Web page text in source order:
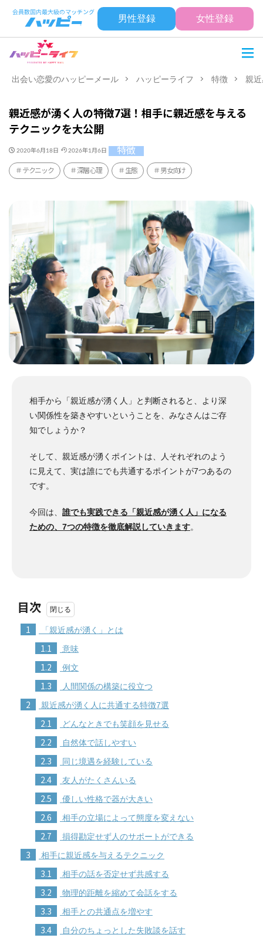
男性登録 女性登録
出会い恋愛のハッピーメール ハッピーライフ 特徴 親
親近感が湧く人の特徴7選！相手に親近感を与える
テクニックを大公開
2020年6月18日 2026年1月6日 特徴
テクニック 深層心理 生態 男女向け
相手から「親近感が湧く人」と判断されると、より深
い関係性を築きやすいということを、みなさんはご存
知でしょうか？
そして、親近感が湧くポイントは、人それぞれのよう
に見えて、実は誰にでも共通するポイントが7つあるの
です。
今回は、 誰でも実践できる「親近感が湧く人」になる
ための、7つの特徴を徹底解説していきます。
目次
1 「親近感が湧く」とは
1.1 意味
1.2 例文
1.3 人間関係の構築に役立つ
2 親近感が湧く人に共通する特徴7選
2.1 どんなときでも笑顔を見せる
2.2 自然体で話しやすい
2.3 同じ境遇を経験している
2.4 友人がたくさんいる
2.5 優しい性格で器が大きい
2.6 相手の立場によって態度を変えない
2.7 損得勘定せず人のサポートができる
3 相手に親近感を与えるテクニック
3.1 相手の話を否定せず共感する
3.2 物理的距離を縮めて会話をする
3.3 相手との共通点を増やす
3.4 自分のちょっとした失敗談を話す